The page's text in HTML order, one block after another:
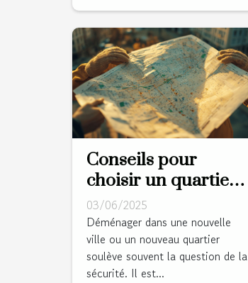
Conseils pour
choisir un quartier
sûr lorsque vous
déménagez
03/06/2025
Déménager dans une nouvelle
ville ou un nouveau quartier
soulève souvent la question de la
sécurité. Il est...